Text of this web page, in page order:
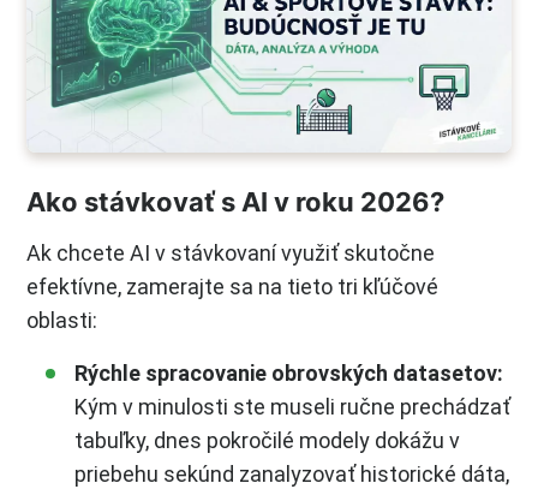
Ako stávkovať s AI v roku 2026?
Ak chcete AI v stávkovaní využiť skutočne
efektívne, zamerajte sa na tieto tri kľúčové
oblasti:
Rýchle spracovanie obrovských datasetov:
Kým v minulosti ste museli ručne prechádzať
tabuľky, dnes pokročilé modely dokážu v
priebehu sekúnd zanalyzovať historické dáta,